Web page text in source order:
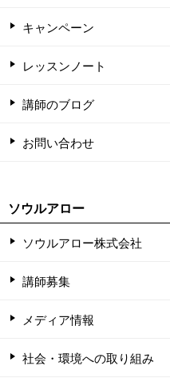
キャンペーン
レッスンノート
講師のブログ
お問い合わせ
ソウルアロー
ソウルアロー株式会社
講師募集
メディア情報
社会・環境への取り組み